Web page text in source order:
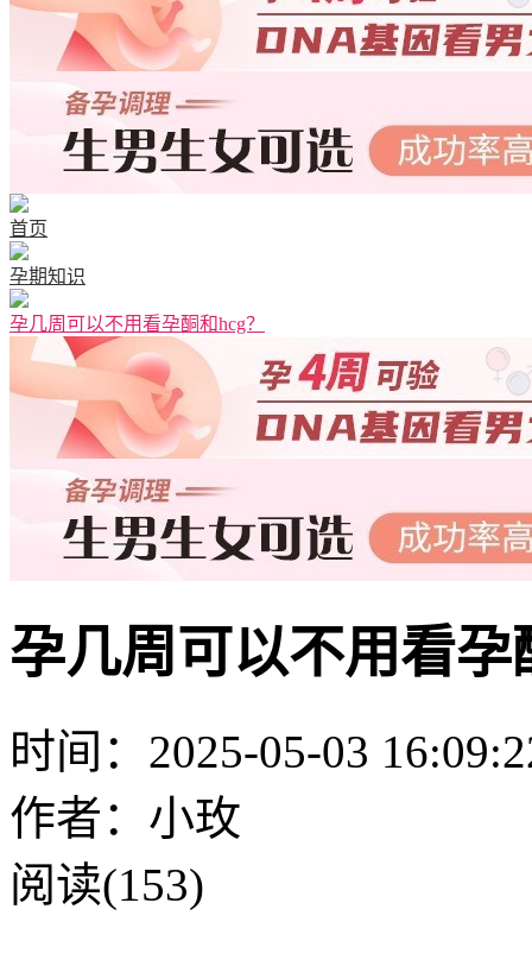
首页
孕期知识
孕几周可以不用看孕酮和hcg？
孕几周可以不用看孕
时间：2025-05-03
作者：小玫
阅读(153)